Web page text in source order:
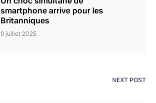
smartphone arrive pour les
Britanniques
9 juillet 2025
NEXT POST